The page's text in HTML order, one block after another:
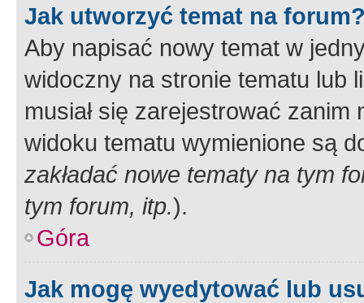
Jak utworzyć temat na
Aby napisać nowy temat w
widoczny na stronie tematu lub
musiał się zarejestrować
widoku tematu wymienione są
zakładać nowe tematy na tym
tym forum, itp.).
Góra
Jak mogę wyedytować lub